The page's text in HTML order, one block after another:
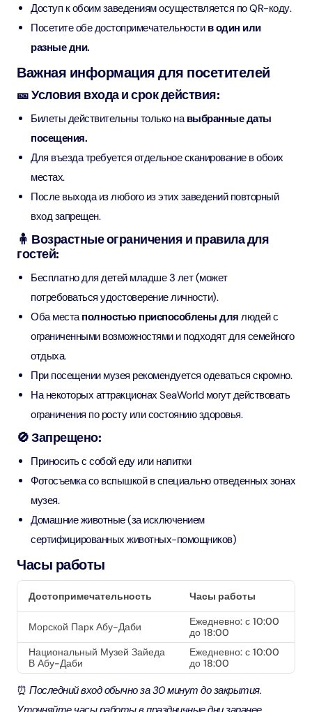
Доступ к обоим заведениям осуществляется по QR-коду.
Посетите обе достопримечательности в один или
разные дни.
Важная информация для посетителей
🎫 Условия входа и срок действия:
Билеты действительны только навыбранные даты
посещения.
Для въезда требуется отдельное сканирование в обоих
местах.
После выхода из любого из этих заведений повторный
вход запрещен.
🧍 Возрастные ограничения и правила для
гостей:
Бесплатно для детей младше 3 лет (может
потребоваться удостоверение личности).
Оба местаполностью приспособлены для людей с
ограниченными возможностями и подходят для семейного
отдыха.
При посещении музея рекомендуется одеваться скромно.
На некоторых аттракционах SeaWorld могут действовать
ограничения по росту или состоянию здоровья.
🚫 Запрещено:
Приносить с собой еду или напитки
Фотосъемка со вспышкой в ​​специально отведенных зонах
музея.
Домашние животные (за исключением
сертифицированных животных-помощников)
Часы работы
Достопримечательность Часы работы
Морской Парк Абу-Даби
Ежедневно: с 10:00
до 18:00
Национальный Музей Зайеда
В Абу-Даби
Ежедневно: с 10:00
до 18:00
⏰ Последний вход обычно за 30 минут до закрытия.